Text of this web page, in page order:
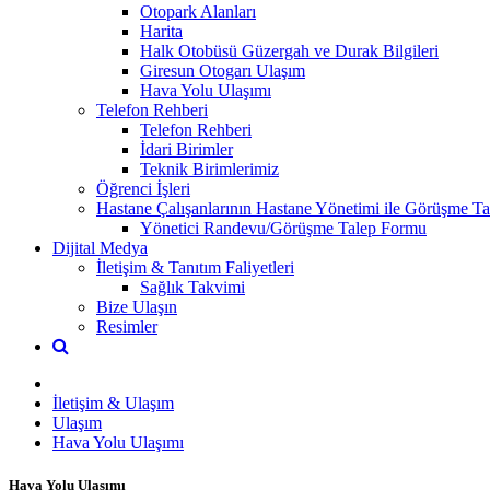
Otopark Alanları
Harita
Halk Otobüsü Güzergah ve Durak Bilgileri
Giresun Otogarı Ulaşım
Hava Yolu Ulaşımı
Telefon Rehberi
Telefon Rehberi
İdari Birimler
Teknik Birimlerimiz
Öğrenci İşleri
Hastane Çalışanlarının Hastane Yönetimi ile Görüşme
Yönetici Randevu/Görüşme Talep Formu
Dijital Medya
İletişim & Tanıtım Faliyetleri
Sağlık Takvimi
Bize Ulaşın
Resimler
İletişim & Ulaşım
Ulaşım
Hava Yolu Ulaşımı
Hava Yolu Ulaşımı